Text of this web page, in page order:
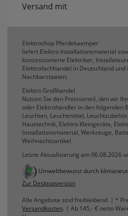
Versand mit
Elektroshop Pferdekaemper
liefert Elektro Installationsmaterial
konzessionierte Elektriker,
Elektrofachhandel in Deutschland
Nachbarstaaten.
Elektro Großhandel
Nutzen Sie den Preisvorteil, den wir
oder Elektrohändler in den folgenden
Leuchten, Leuchtmittel,
Haustechnik, Elektro Kleingeräte,
Installationsmaterial, Werkzeuge,
Weihnachtsartikel
Letzte Aktualisierung am 06.08.2026
Umweltbewusst durch
Zur Desktopversion
Alle Angebote sind freibleibend. | *
Versandkosten. | Ab 145,- € netto